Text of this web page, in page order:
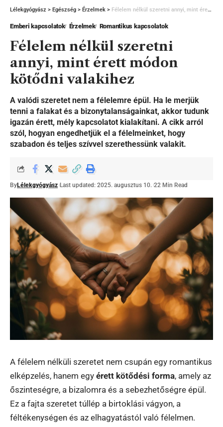
Lélekgyógyász > Egészség > Érzelmek > Félelem nélkül szeretni annyi, mint érett módon kötődni valakihez
Emberi kapcsolatok Érzelmek Romantikus kapcsolatok
Félelem nélkül szeretni
annyi, mint érett módon
kötődni valakihez
A valódi szeretet nem a félelemre épül. Ha le merjük
tenni a falakat és a bizonytalanságainkat, akkor tudunk
igazán érett, mély kapcsolatot kialakítani. A cikk arról
szól, hogyan engedhetjük el a félelmeinket, hogy
szabadon és teljes szívvel szerethessünk valakit.
ByLélekgyógyász Last updated: 2025. augusztus 10. 22 Min Read
A félelem nélküli szeretet nem csupán egy romantikus
elképzelés, hanem egy érett kötődési forma, amely az
őszinteségre, a bizalomra és a sebezhetőségre épül.
Ez a fajta szeretet túllép a birtoklási vágyon, a
féltékenységen és az elhagyatástól való félelmen.